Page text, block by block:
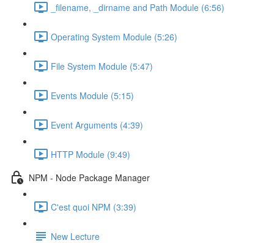
_filename, _dirname and Path Module (6:56)
Operating System Module (5:26)
File System Module (5:47)
Events Module (5:15)
Event Arguments (4:39)
HTTP Module (9:49)
NPM - Node Package Manager
C'est quoi NPM (3:39)
New Lecture